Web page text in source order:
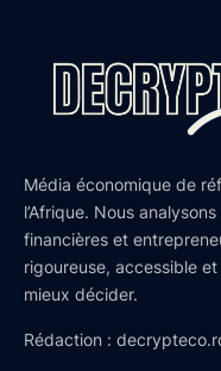
Média économique de
l’Afrique. Nous
financières et
rigoureuse, accessible
mieux décider.
Rédaction :